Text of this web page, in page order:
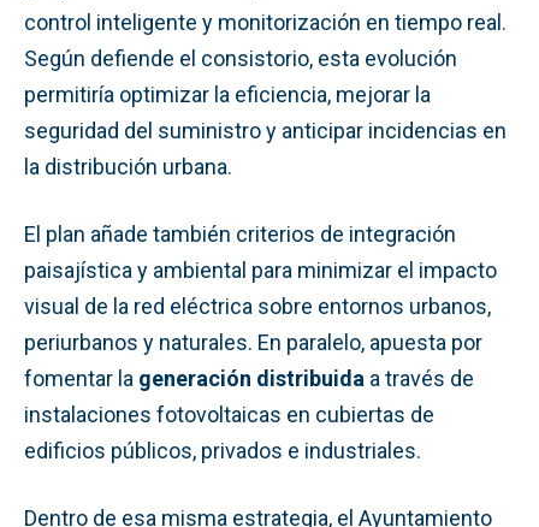
control inteligente y monitorización en tiempo real.
Según defiende el consistorio, esta evolución
permitiría optimizar la eficiencia, mejorar la
seguridad del suministro y anticipar incidencias en
la distribución urbana.
El plan añade también criterios de integración
paisajística y ambiental para minimizar el impacto
visual de la red eléctrica sobre entornos urbanos,
periurbanos y naturales. En paralelo, apuesta por
fomentar la generación distribuida a través de
instalaciones fotovoltaicas en cubiertas de
edificios públicos, privados e industriales.
Dentro de esa misma estrategia, el Ayuntamiento